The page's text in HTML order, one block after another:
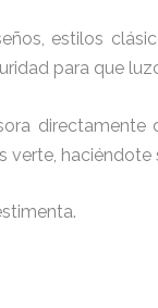
estilos
para que
directamente
haciéndote